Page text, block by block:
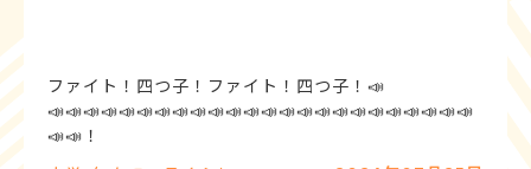
ファイト！四つ子！ファイト！四つ子！📣
📣📣📣📣📣📣📣📣📣📣📣📣📣📣📣📣📣📣📣📣📣📣📣📣
📣📣！